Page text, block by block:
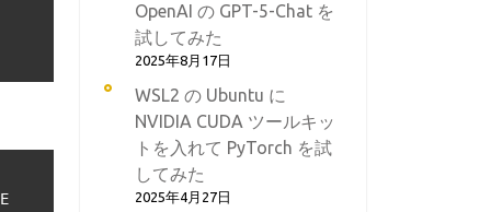
OpenAI の GPT-5-Chat を
試してみた
2025年8月17日
WSL2 の Ubuntu に
NVIDIA CUDA ツールキッ
トを入れて PyTorch を試
してみた
2025年4月27日